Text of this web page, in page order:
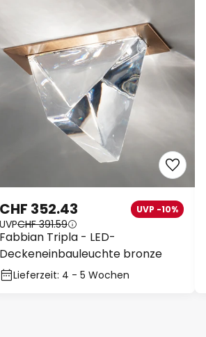
Fabbian Tripla - LED-
Deckeneinbauleuchte bronze
CHF 352.43 UVP -10%
UVPCHF 391.59
Lieferzeit: 4 - 5 Wochen